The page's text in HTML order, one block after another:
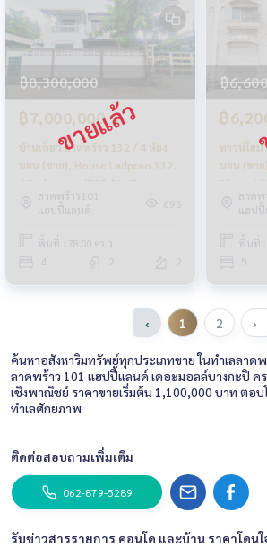
฿8,300,000
฿7,000,000
บ้านเดี่ยว ลาดพร้าว 132 / 4 ห้อง
นอน (ขาย), House Ladprao 132 /
4 Bedrooms (FOR SALE)
JANG167ลาดพร้าว101
แฮปปี้แลนด์
695
พื้นที่ : 78.00 ตร.ว.
4 2 2
฿
฿
ทาวน์โฮ
นอน (ขา
Phrao
SALE)ลาดพ
แฮปปี้
พื้นที่ :
5
‹ 1 2 ›
ค้นหาอสังหาริมทรัพย์ทุกประเภทขาย ในทำเลลาด
ลาดพร้าว 101 แฮปปี้แลนด์ เดอะมอลล์บางกะปิ ค
เชิงพาณิชย์ ราคาขายเริ่มต้น 1,100,000 บาท ตอ
ทำเลศักยภาพ
ติดต่อสอบถามเพิ่มเติม
062-879-5289
รับข่าวสารรายการ คอนโด และบ้าน ราคาโดนใ